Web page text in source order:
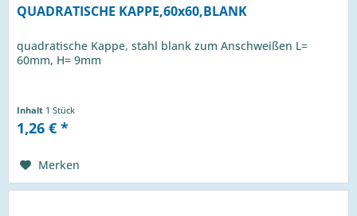
QUADRATISCHE KAPPE,60x60,BLANK
quadratische Kappe, stahl blank zum Anschweißen L=
60mm, H= 9mm
Inhalt 1 Stück
1,26 € *
Merken